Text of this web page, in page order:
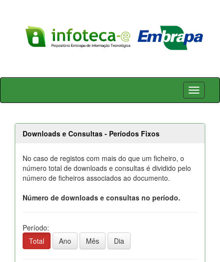
Skip
Downloads e Consultas - Períodos Fixos
No caso de registos com mais do que um ficheiro, o
número total de downloads e consultas é dividido pelo
número de ficheiros associados ao documento.
Número de downloads e consultas no período.
Período:
Total
Ano Mês Dia